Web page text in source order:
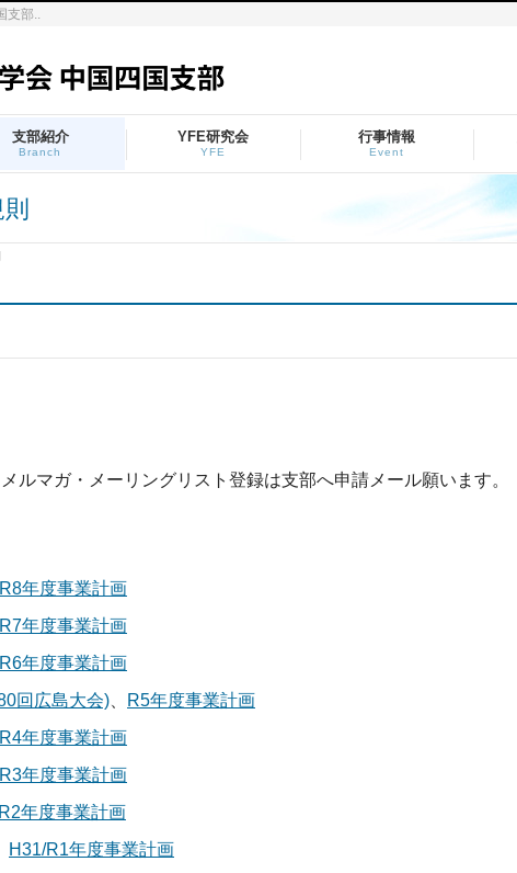
支部..
支部紹介
Branch
YFE研究会
YFE
行事情報
Event
ルマガ・メーリングリスト登録は支部へ申請メール願います。
年度事業計画
年度事業計画
年度事業計画
回広島大会)
R5年度事業計画
R4年度事業計画
R3年度事業計画
R2年度事業計画
H31/R1年度事業計画